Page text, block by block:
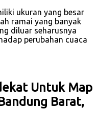
ukuran yang besar
ramai yang banyak
diluar seharusnya
perubahan cuaca
Untuk Map
Barat,